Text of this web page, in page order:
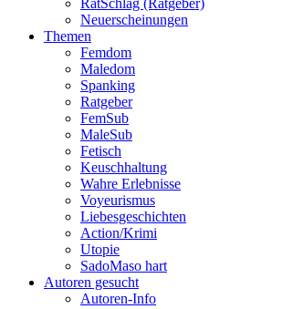
RatSchlag (Ratgeber)
Neuerscheinungen
Themen
Femdom
Maledom
Spanking
Ratgeber
FemSub
MaleSub
Fetisch
Keuschhaltung
Wahre Erlebnisse
Voyeurismus
Liebesgeschichten
Action/Krimi
Utopie
SadoMaso hart
Autoren gesucht
Autoren-Info